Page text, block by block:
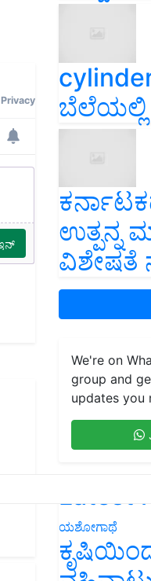
ಬೆಲೆಯಲ್ಲಿ
ಉತ್ಪನ್ನ
We're on
group and
updates you
Latest
ಯಶೋಗಾಥೆ